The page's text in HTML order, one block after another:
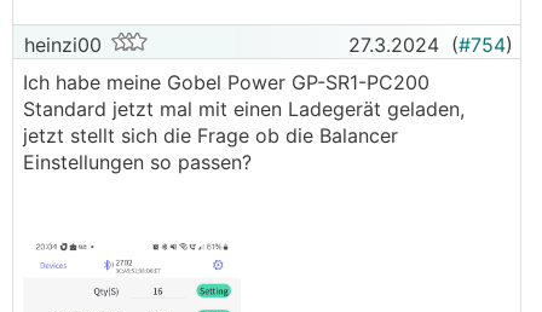
heinzi00 27.3.2024 (#754)
Ich habe meine Gobel Power GP-SR1-PC200
Standard jetzt mal mit einen Ladegerät geladen,
jetzt stellt sich die Frage ob die Balancer
Einstellungen so passen?